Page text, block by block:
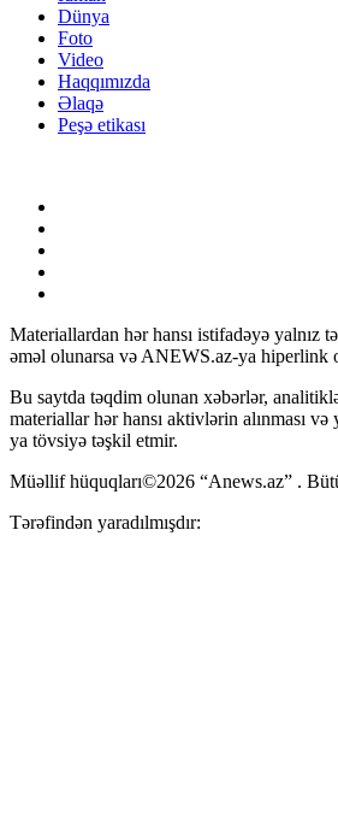
Dünya
Foto
Video
Haqqımızda
Əlaqə
Peşə etikası
Materiallardan hər hansı istifadəyə yalnız
əməl olunarsa və ANEWS.az-ya hiperlink
Bu saytda təqdim olunan xəbərlər,
materiallar hər hansı aktivlərin alınması və
ya tövsiyə təşkil etmir.
Müəllif hüquqları©2026 “Anews.az” .
Tərəfindən yaradılmışdır: